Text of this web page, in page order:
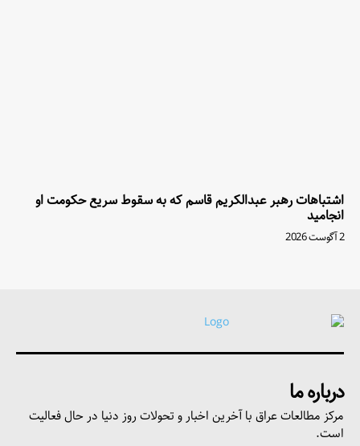
اشتباهات رهبر عبدالکریم قاسم که به سقوط سریع حکومت او
انجامید
2 آگوست 2026
درباره ما
مرکز مطالعات عراق با آخرین اخبار و تحولات روز دنیا در حال فعالیت
است.